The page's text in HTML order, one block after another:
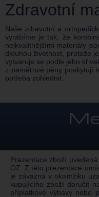
Zdravotní
Naše zdravotní a
vyrábíme je tak, že
nejkvalitnějšími materiály
dlouhou životnost, protože
vytvaruje se podle jeho
z paměťové pěny poskytují
potřeba zohlednit.
Prezentace zboží
OZ. Z této prezentace
je závazná v okamžiku
kupujícího zboží doručit
příplatkové výbavy nebo